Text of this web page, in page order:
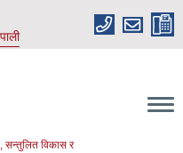
सन्तुलित विकास र